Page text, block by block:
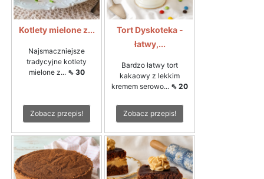
Kotlety mielone z...
Najsmaczniejsze
tradycyjne kotlety
mielone z... ⇖ 30
Zobacz przepis!
Tort Dyskoteka -
łatwy,...
Bardzo łatwy tort
kakaowy z lekkim
kremem serowo... ⇖ 20
Zobacz przepis!